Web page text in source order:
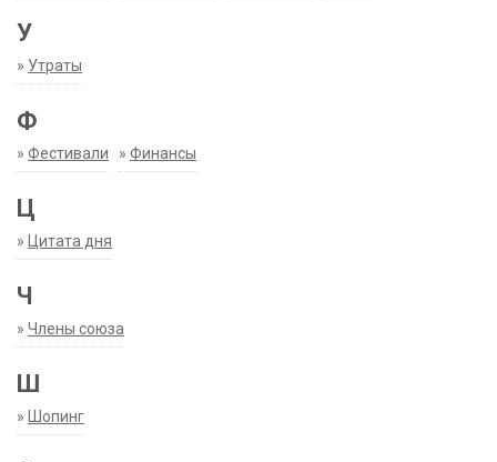
У
» Утраты
Ф
» Фестивали » Финансы
Ц
» Цитата дня
Ч
» Члены союза
Ш
» Шопинг